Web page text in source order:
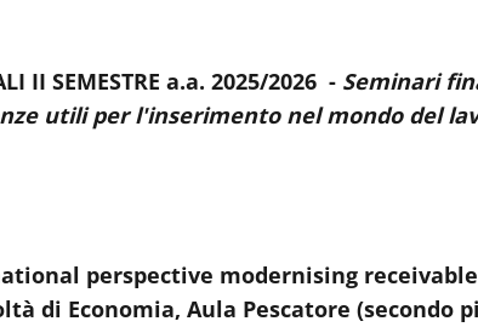
II SEMESTRE a.a. 2025/2026 - Seminari
utili per l'inserimento nel mondo del
perspective modernising
di Economia, Aula Pescatore